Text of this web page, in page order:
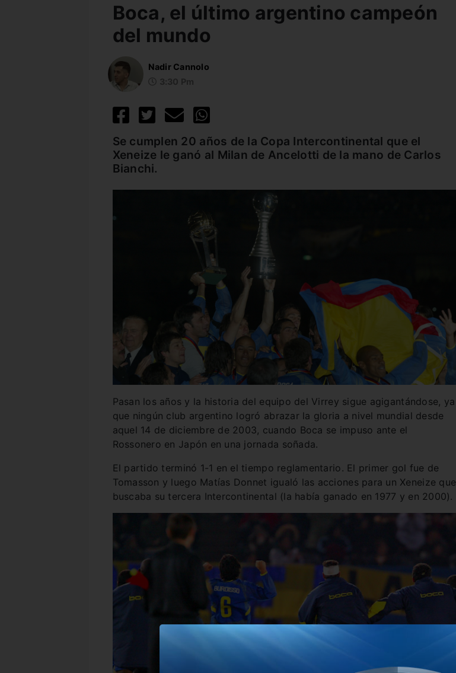
Boca, el último argentino campeón
del mundo
Nadir Cannolo
Se cumplen 20 años de la Copa Intercontinental que el
Xeneize le ganó al Milan de Ancelotti de la mano de Carlos
Bianchi.
Pasan los años y la historia del equipo del Virrey sigue agigantándose, ya
que ningún club argentino logró abrazar la gloria a nivel mundial desde
aquel 14 de diciembre de 2003, cuando Boca se impuso ante el
Rossonero en Japón en una jornada soñada.
El partido terminó 1-1 en el tiempo reglamentario. El primer gol fue de
Tomasson y luego Matías Donnet igualó las acciones para un Xeneize que
buscaba su tercera Intercontinental (la había ganado en 1977 y en 2000).